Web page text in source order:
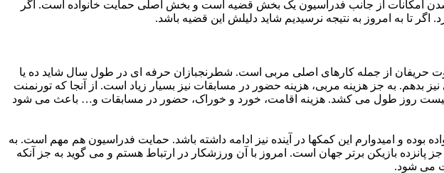
امکانات از جانب فدراسیون یک بخش قضیه است و بخش اصلی حمایت خانواده است. اگر
تا به امروز به نتیجه نرسیدیم شاید دلیلش این قضیه باشد.
حریفان از جمله کارهای اصلی مربی است. شطرنجبازان حرفه ای در طول سال شاید ده یا
بدهم. به جز هزینه مربی، هزینه حضور در مسابقات نیز بسیار زیاد است. از آنجا که تورنمنت
بیست روز طول می کشد. هزینه اقامت، خورد و خوراک، حضور در مسابقات و… باعث می شود
و امیدوارم این کمکها در آینده نیز ادامه داشته باشد. حمایت فدراسیون هم مهم است. به
امروز آن بازیکن روس جز پانزده بازیکن برتر جهان است. امروز با آن ورزشکار در ارتباط هستم و می گوید به جز آنکه
می شود.